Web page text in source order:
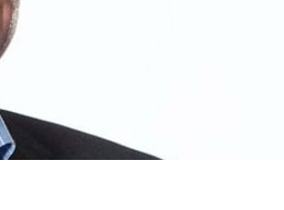
dos exames de John Kennedy
para enfrentar o Fluminense na